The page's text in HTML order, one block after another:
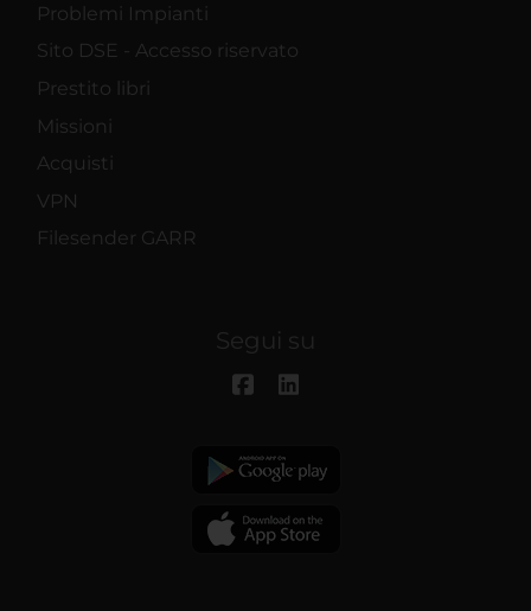
Problemi Impianti
Sito DSE - Accesso riservato
Prestito libri
Missioni
Acquisti
VPN
Filesender GARR
Segui su